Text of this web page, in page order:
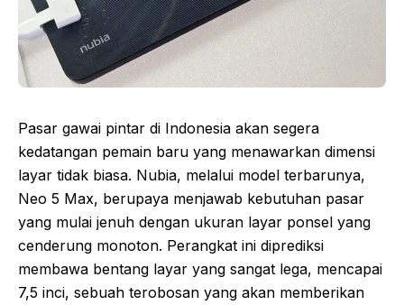
Pasar gawai pintar di Indonesia akan segera
kedatangan pemain baru yang menawarkan dimensi
layar tidak biasa. Nubia, melalui model terbarunya,
Neo 5 Max, berupaya menjawab kebutuhan pasar
yang mulai jenuh dengan ukuran layar ponsel yang
cenderung monoton. Perangkat ini diprediksi
membawa bentang layar yang sangat lega, mencapai
7,5 inci, sebuah terobosan yang akan memberikan